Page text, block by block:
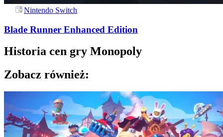
Nintendo Switch
Blade Runner Enhanced Edition
Historia cen gry Monopoly
Zobacz również: